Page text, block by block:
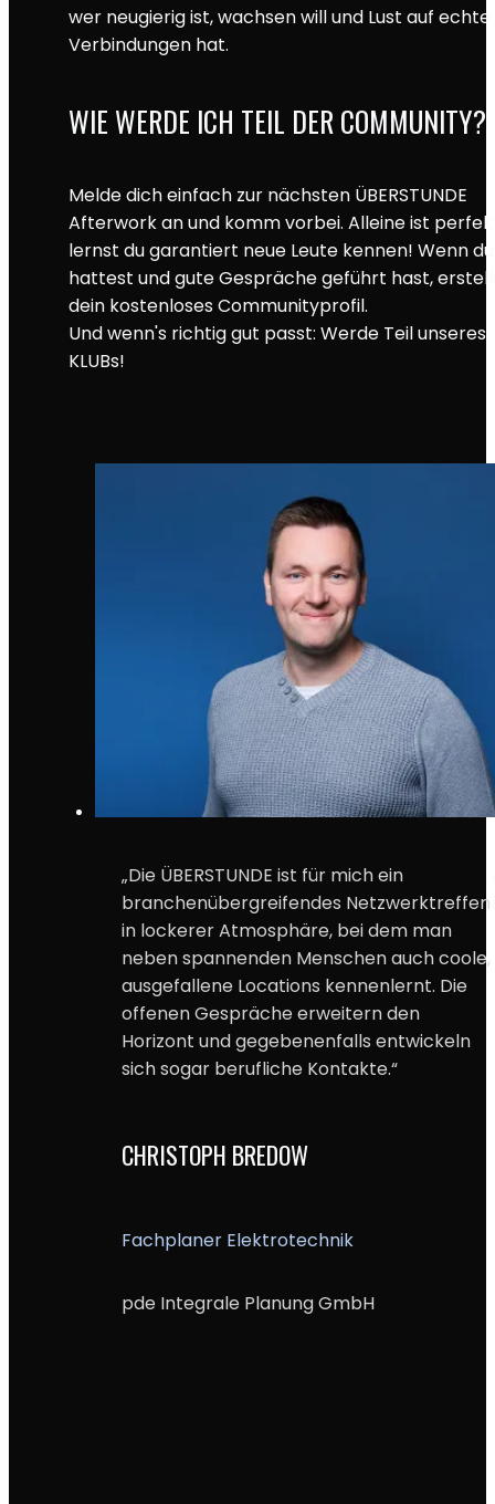
wer neugierig ist, wachsen will und Lust auf echte
Verbindungen hat.
WIE WERDE ICH TEIL DER COMMUNITY?
Melde dich einfach zur nächsten ÜBERSTUNDE
Afterwork an und komm vorbei. Alleine ist
lernst du garantiert neue Leute kennen! Wenn
hattest und gute Gespräche geführt hast,
dein kostenloses Communityprofil.
Und wenn's richtig gut passt: Werde Teil unseres
KLUBs!
„Die ÜBERSTUNDE ist für mich ein
branchenübergreifendes Netzwerktreffen
in lockerer Atmosphäre, bei dem man
neben spannenden Menschen auch coole,
ausgefallene Locations kennenlernt. Die
offenen Gespräche erweitern den
Horizont und gegebenenfalls entwickeln
sich sogar berufliche Kontakte.“
CHRISTOPH BREDOW
Fachplaner Elektrotechnik
pde Integrale Planung GmbH